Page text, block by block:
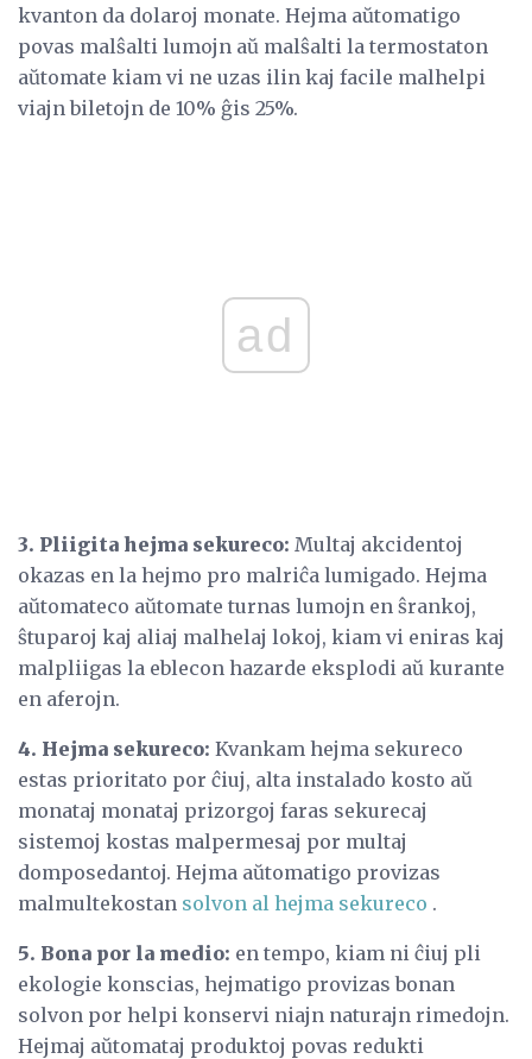
kvanton da dolaroj monate. Hejma aŭtomatigo
povas malŝalti lumojn aŭ malŝalti la termostaton
aŭtomate kiam vi ne uzas ilin kaj facile malhelpi
viajn biletojn de 10% ĝis 25%.
ad
3. Pliigita hejma sekureco: Multaj akcidentoj
okazas en la hejmo pro malriĉa lumigado. Hejma
aŭtomateco aŭtomate turnas lumojn en ŝrankoj,
ŝtuparoj kaj aliaj malhelaj lokoj, kiam vi eniras kaj
malpliigas la eblecon hazarde eksplodi aŭ kurante
en aferojn.
4. Hejma sekureco: Kvankam hejma sekureco
estas prioritato por ĉiuj, alta instalado kosto aŭ
monataj monataj prizorgoj faras sekurecaj
sistemoj kostas malpermesaj por multaj
domposedantoj. Hejma aŭtomatigo provizas
malmultekostan solvon al hejma sekureco .
5. Bona por la medio: en tempo, kiam ni ĉiuj pli
ekologie konscias, hejmatigo provizas bonan
solvon por helpi konservi niajn naturajn rimedojn.
Hejmaj aŭtomataj produktoj povas redukti